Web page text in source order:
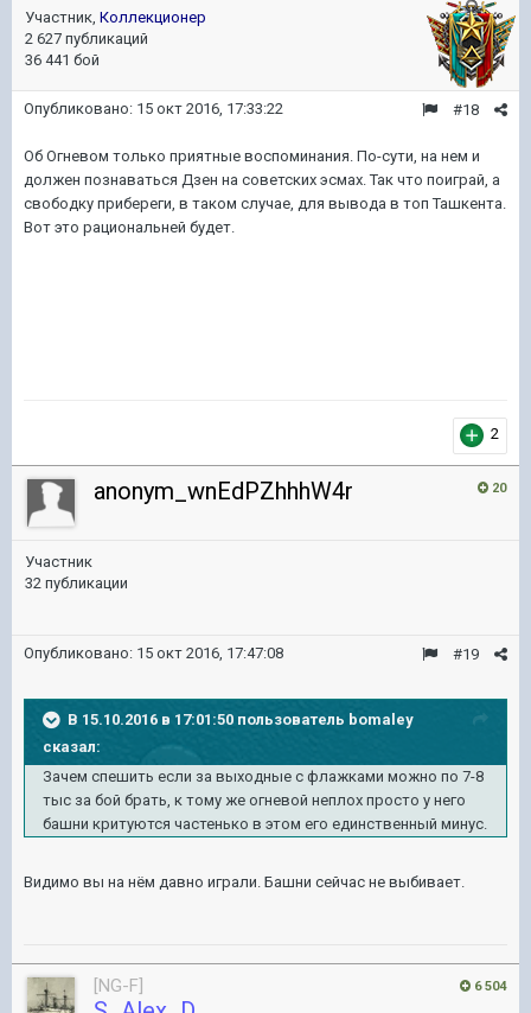
Участник, Коллекционер
2 627 публикаций
36 441 бой
#18
Опубликовано: 15 окт 2016, 17:33:22
Об Огневом только приятные воспоминания. По-сути, на нем и
должен познаваться Дзен на советских эсмах. Так что поиграй, а
свободку прибереги, в таком случае, для вывода в топ Ташкента.
Вот это рациональней будет.
2
20
anonym_wnEdPZhhhW4r
Участник
32 публикации
#19
Опубликовано: 15 окт 2016, 17:47:08
В 15.10.2016 в 17:01:50 пользователь bomaley
сказал:
Зачем спешить если за выходные с флажками можно по 7-8
тыс за бой брать, к тому же огневой неплох просто у него
башни критуются частенько в этом его единственный минус.
Видимо вы на нём давно играли. Башни сейчас не выбивает.
6 504
[NG-F]